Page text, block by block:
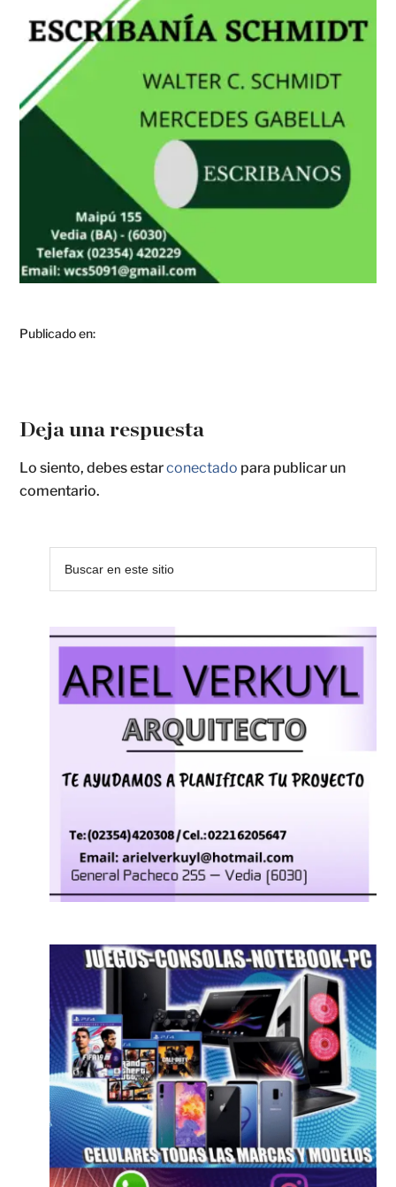
Publicado en:
Deja una respuesta
Lo siento, debes estarconectado para publicar un
comentario.